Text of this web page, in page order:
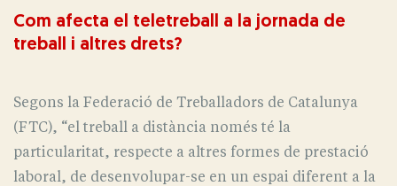
Com afecta el teletreball a la jornada de
treball i altres drets?
Segons la Federació de Treballadors de Catalunya
(FTC), “el treball a distància només té la
particularitat, respecte a altres formes de prestació
laboral, de desenvolupar-se en un espai diferent a la